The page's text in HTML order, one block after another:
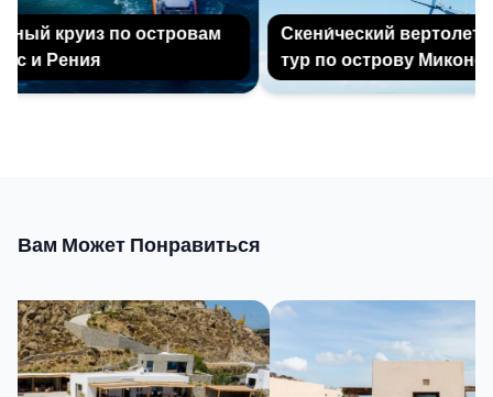
круиз по островам
и Рения
Скени́ческий
тур по острову Миконос
Вам Может Понравиться